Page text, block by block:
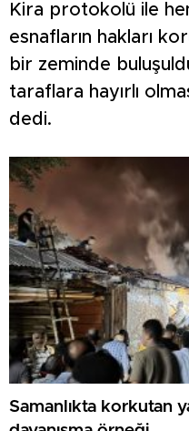
Kira protokolü ile
esnafların hakları
bir zeminde
taraflara hayırlı
dedi.
Samanlıkta korkutan